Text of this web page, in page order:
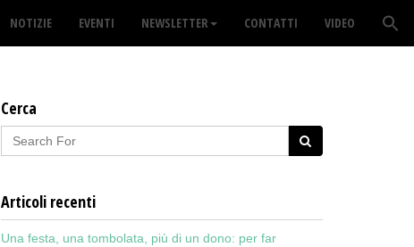
NOTIZIE EVENTI NEWSLETTER CONTATTI VIDEO
Cerca
Articoli recenti
Una festa, una tombolata, più di un dono: per far